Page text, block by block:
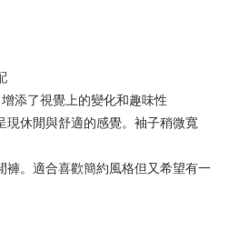
Bank Komersial Taipei
Commercial Bank
0,
Chang Hwa Commercial Bank
Bank Komersial Taipei Fubon
Mega International Commercial
添了視覺上的變化和趣味性
現休閒與舒適的感覺。袖子稍微寬
褲。適合喜歡簡約風格但又希望有一